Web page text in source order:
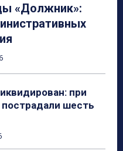
«Должник»:
при
шесть